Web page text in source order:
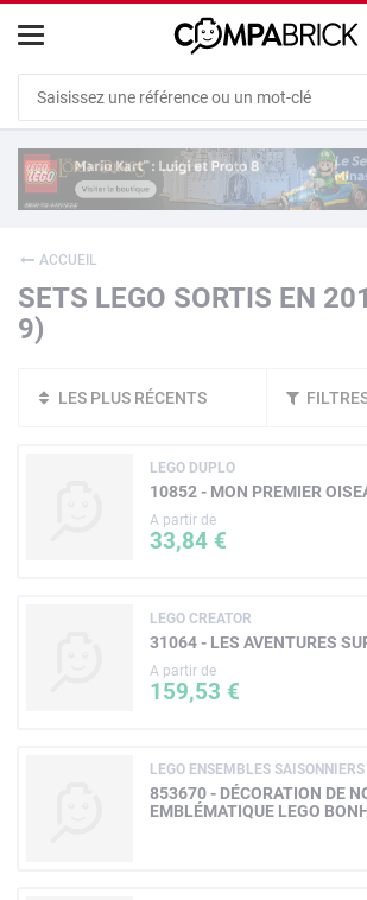
ACCUEIL
SETS LEGO SORTIS EN
9)
LES PLUS RÉCENTS
LEGO DUPLO
10852 - MON PREMIER
A partir de
33,84 €
LEGO CREATOR
31064 - LES AVENTURES
A partir de
159,53 €
LEGO ENSEMBLES SAISONNIERS
853670 - DÉCORATION DE
EMBLÉMATIQUE LEGO
Cookies management panel